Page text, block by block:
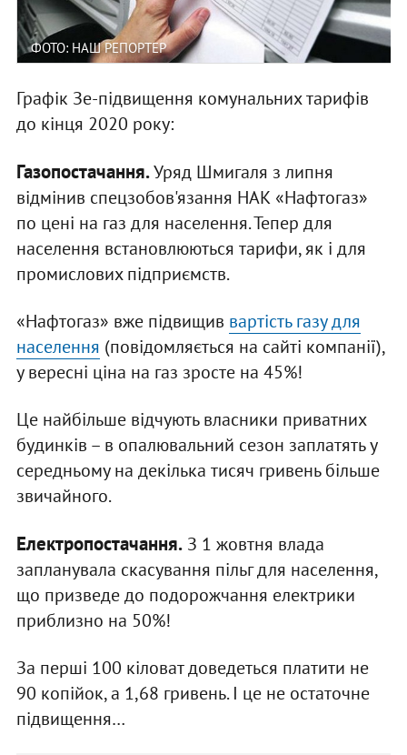
ФОТО: НАШ РЕПОРТЕР
Графік Зе-підвищення комунальних тарифів
до кінця 2020 року:
Газопостачання.Уряд Шмигаля з липня
відмінив спецзобов'язання НАК «Нафтогаз»
по цені на газ для населення. Тепер для
населення встановлюються тарифи, як і для
промислових підприємств.
«Нафтогаз» вже підвищив вартість газу для
населення (повідомляється на сайті компанії),
у вересні ціна на газ зросте на 45%!
Це найбільше відчують власники приватних
будинків – в опалювальний сезон заплатять у
середньому на декілька тисяч гривень більше
звичайного.
Електропостачання.З 1 жовтня влада
запланувала скасування пільг для населення,
що призведе до подорожчання електрики
приблизно на 50%!
За перші 100 кіловат доведеться платити не
90 копійок, а 1,68 гривень. І це не остаточне
підвищення…